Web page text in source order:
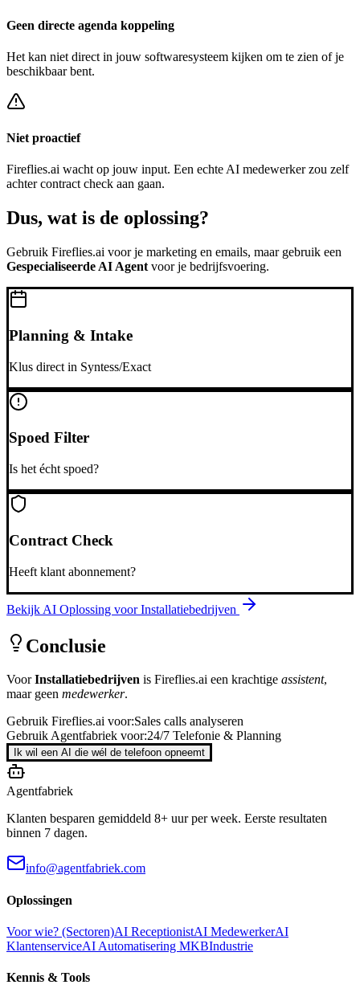
Geen directe agenda koppeling
Het kan niet direct in jouw softwaresysteem kijken om te zien of je
beschikbaar bent.
Niet proactief
Fireflies.ai wacht op jouw input. Een echte AI medewerker zou zelf
achtercontract check aan gaan.
Dus, wat is de oplossing?
Gebruik Fireflies.ai voor je marketing en emails, maar gebruik een
Gespecialiseerde AI Agent voor je bedrijfsvoering.
Planning & Intake
Klus direct in Syntess/Exact
Spoed Filter
Is het écht spoed?
Contract Check
Heeft klant abonnement?
Bekijk AI Oplossing voorInstallatiebedrijven
Conclusie
VoorInstallatiebedrijven is Fireflies.ai een krachtige assistent,
maar geen medewerker.
Gebruik Fireflies.ai voor:Sales calls analyseren
Gebruik Agentfabriek voor:24/7 Telefonie & Planning
Ik wil een AI die wél de telefoon opneemt
Agentfabriek
Klanten besparen gemiddeld 8+ uur per week. Eerste resultaten
binnen 7 dagen.
info@agentfabriek.com
Oplossingen
Voor wie? (Sectoren)AI ReceptionistAI MedewerkerAI
KlantenserviceAI Automatisering MKBIndustrie
Kennis & Tools